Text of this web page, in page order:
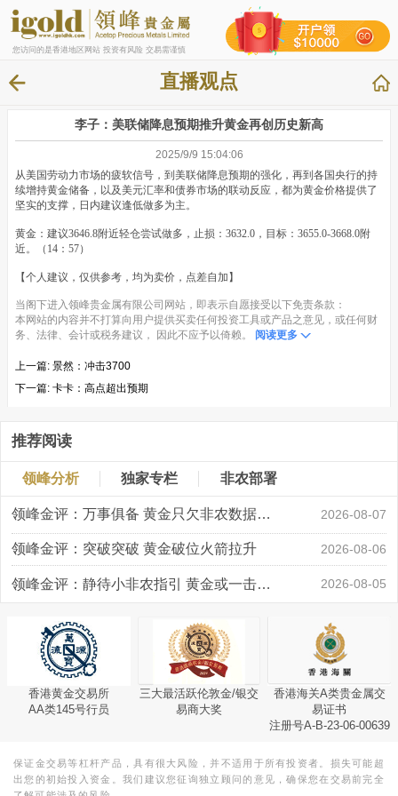
您访问的是香港地区网站 投资有风险 交易需谨慎
直播观点
李子：美联储降息预期推升黄金再创历史新高
2025/9/9 15:04:06
从美国劳动力市场的疲软信号，到美联储降息预期的强化，再到各国央行的持
续增持黄金储备，以及美元汇率和债券市场的联动反应，都为黄金价格提供了
坚实的支撑，日内建议逢低做多为主。
黄金：建议3646.8附近轻仓尝试做多，止损：3632.0，目标：3655.0-3668.0附
近。（14：57）
【个人建议，仅供参考，均为卖价，点差自加】
当阁下进入领峰贵金属有限公司网站，即表示自愿接受以下免责条款：
本网站的内容并不打算向用户提供买卖任何投资工具或产品之意见，或任何财
务、法律、会计或税务建议， 因此不应予以倚赖。
阅读更多
上一篇: 景然：冲击3700
下一篇: 卡卡：高点超出预期
推荐阅读
领峰分析 独家专栏 非农部署
领峰金评：万事俱备 黄金只欠非农数据“东风” 2026-08-07
领峰金评：突破突破 黄金破位火箭拉升 2026-08-06
领峰金评：静待小非农指引 黄金或一击破局 2026-08-05
香港黄金交易所
AA类145号行员
三大最活跃伦敦金/银交
易商大奖
香港海关A类贵金属交
易证书
注册号A-B-23-06-00639
保证金交易等杠杆产品，具有很大风险，并不适用于所有投资者。损失可能超
出您的初始投入资金。我们建议您征询独立顾问的意见，确保您在交易前完全